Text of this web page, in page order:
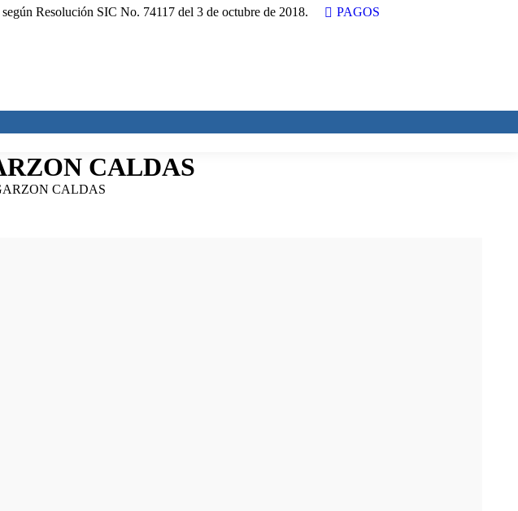
Resolución SIC No. 74117 del 3 de octubre de 2018. PAGOS
CALDAS
CALDAS